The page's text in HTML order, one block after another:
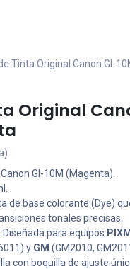
Tinta Original Canon GI-
Original
Canon GI-10M (Magenta).
de base colorante (Dye)
tonales precisas.
Diseñada para equipos
y GM (GM2010,
con boquilla de ajuste